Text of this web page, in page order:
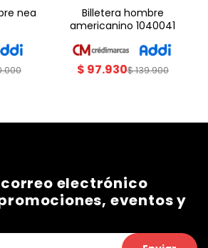
.000
billetera hombre
americanino 1040041
$ 97.930$139.900
correo electrónico
eventos y